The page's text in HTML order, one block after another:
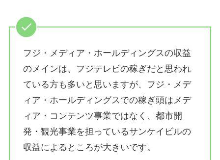
フジ・メディア・ホールディングスの収益
のメインは、フジテレビの稼ぎだと思われ
ている方も多いと思いますが、フジ・メデ
ィア・ホールディングスでの稼ぎ頭はメデ
ィア・コンテンツ事業ではなく、都市開
発・観光事業を担っているサンケイビルの
収益によるところが大きいです。